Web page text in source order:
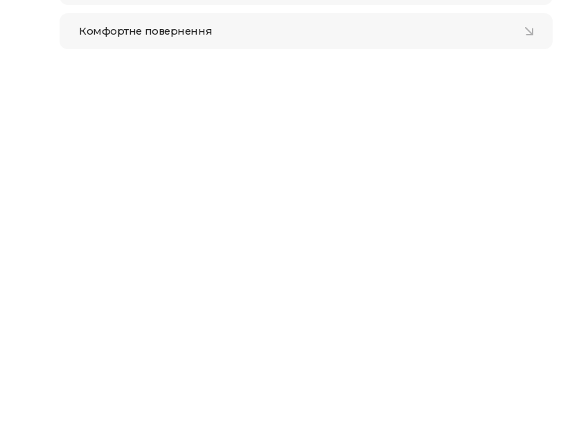
Комфортне повернення